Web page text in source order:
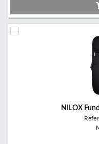
NILOX